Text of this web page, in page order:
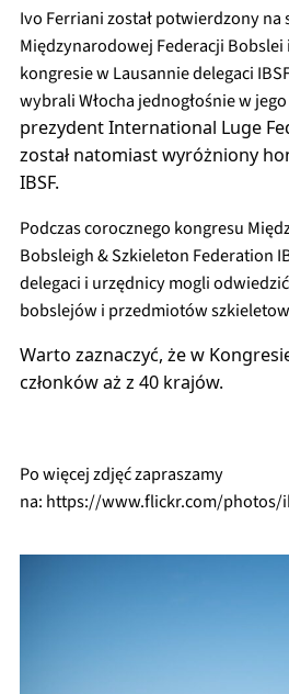
Ivo Ferriani został potwierdzony na
Międzynarodowej Federacji Bobslei
kongresie w Lausannie delegaci
wybrali Włocha jednogłośnie w
prezydent International Luge
został natomiast wyróżniony
IBSF.
Podczas corocznego kongresu
Bobsleigh & Szkieleton Federation
delegaci i urzędnicy mogli
bobslejów i przedmiotów
Warto zaznaczyć, że w
członków aż z 40 krajów.
Po więcej zdjęć zapraszamy
na: https://www.flickr.com/photos/